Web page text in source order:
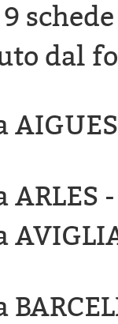
9
dal
ARLES